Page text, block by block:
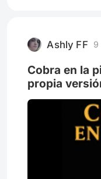
Ashly FF 9
Cobra en la
propia